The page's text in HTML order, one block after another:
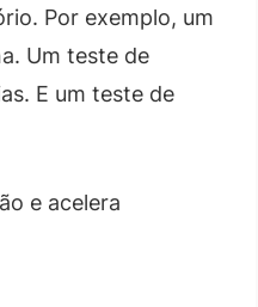
Por exemplo, um
Um teste de
E um teste de
e acelera